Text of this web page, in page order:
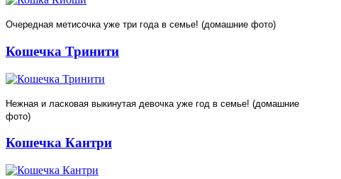
Очередная метисочка уже три года в семье! (домашние фото)
Кошечка Тринити
Нежная и ласковая выкинутая девочка уже год в семье! (домашние
фото)
Кошечка Кантри